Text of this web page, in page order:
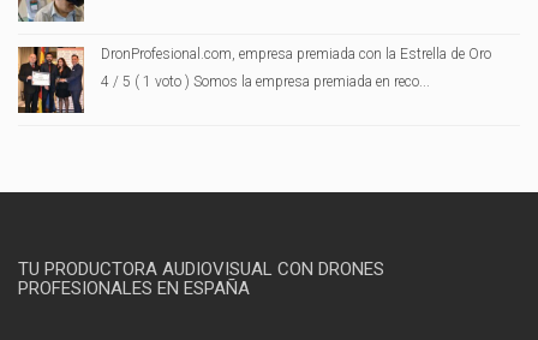
DronProfesional.com, empresa premiada con la Estrella de Oro
4 / 5 ( 1 voto ) Somos la empresa premiada en reco...
TU PRODUCTORA AUDIOVISUAL CON DRONES
PROFESIONALES EN ESPAÑA